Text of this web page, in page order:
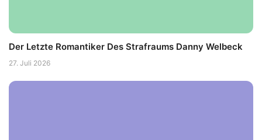
Der Letzte Romantiker Des Strafraums Danny Welbeck
27. Juli 2026